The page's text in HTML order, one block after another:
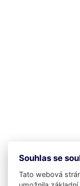
Souhlas se
Tato webová